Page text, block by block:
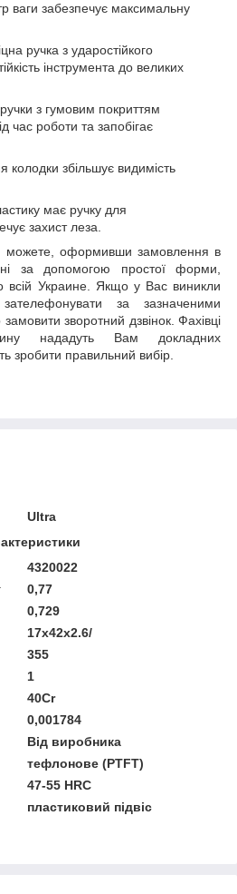
ваги забезпечує максимальну
ручка з ударостійкого
інструмента до великих
з гумовим покриттям
час роботи та запобігає
колодки збільшує видимість
має ручку для
захист леза.
можете, оформивши замовлення в
за допомогою простої форми,
всій Украине. Якщо у Вас виникли
за зазначеними
зворотний дзвінок. Фахівці
нададуть Вам докладних
зробити правильний вибір.
Ultra
4320022
0,77
0,729
17x42x2.6/
355
1
40Cr
0,001784
Від виробника
тефлонове (PTFT)
47-55 HRC
пластиковий підвіс